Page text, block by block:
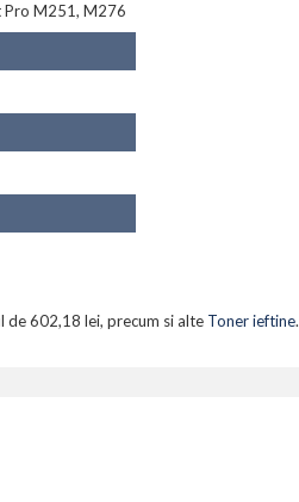
Pro M251, M276
de 602,18 lei, precum si alte Toner ieftine.